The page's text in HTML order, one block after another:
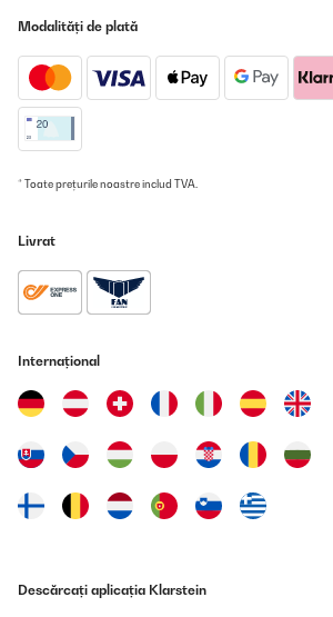
Modalități de plată
* Toate prețurile noastre includ TVA.
Livrat
Internațional
Descărcați aplicația Klarstein